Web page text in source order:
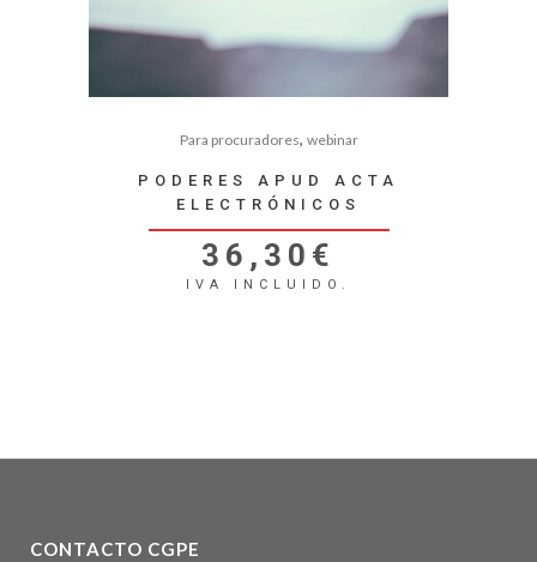
Para procuradores, webinar
PODERES APUD ACTA
ELECTRÓNICOS
36,30 €
IVA INCLUIDO.
CONTACTO CGPE